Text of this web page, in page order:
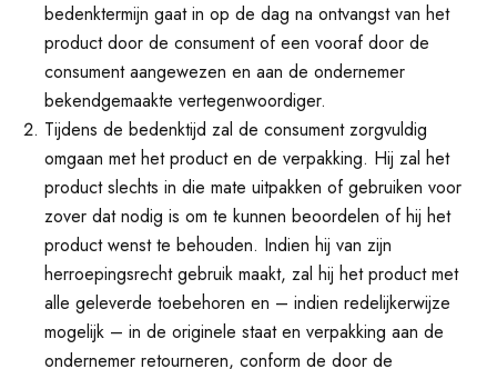
bedenktermijn gaat in op de dag na ontvangst van het
product door de consument of een vooraf door de
consument aangewezen en aan de ondernemer
bekendgemaakte vertegenwoordiger.
Tijdens de bedenktijd zal de consument zorgvuldig
omgaan met het product en de verpakking. Hij zal het
product slechts in die mate uitpakken of gebruiken voor
zover dat nodig is om te kunnen beoordelen of hij het
product wenst te behouden. Indien hij van zijn
herroepingsrecht gebruik maakt, zal hij het product met
alle geleverde toebehoren en – indien redelijkerwijze
mogelijk – in de originele staat en verpakking aan de
ondernemer retourneren, conform de door de